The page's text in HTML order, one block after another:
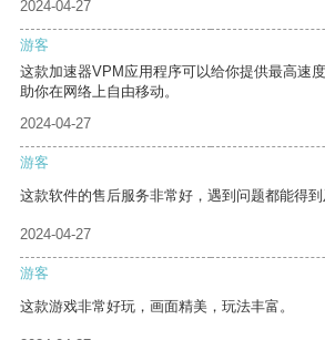
2024-04-27
游客
这款加速器VPM应用程序可以给你提供最高速
助你在网络上自由移动。
2024-04-27
游客
这款软件的售后服务非常好，遇到问题都能得到
2024-04-27
游客
这款游戏非常好玩，画面精美，玩法丰富。